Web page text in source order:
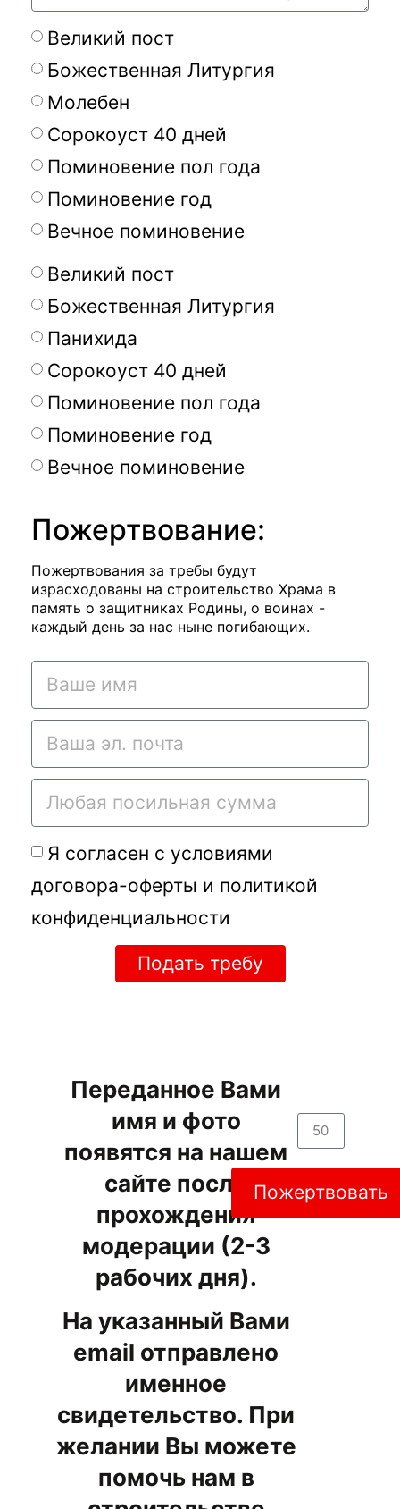
Великий пост
Божественная Литургия
Молебен
Сорокоуст 40 дней
Поминовение пол года
Поминовение год
Вечное поминовение
Великий пост
Божественная Литургия
Панихида
Сорокоуст 40 дней
Поминовение пол года
Поминовение год
Вечное поминовение
Пожертвование:
Пожертвования за требы будут
израсходованы на строительство Храма в
память о защитниках Родины, о воинах -
каждый день за нас ныне погибающих.
Я согласен с условиями
договора-оферты и политикой
конфиденциальности
Подать требу
Переданное Вами
имя и фото
появятся на нашем
сайте после
прохождения
модерации (2-3
рабочих дня).
На указанный Вами
email отправлено
именное
свидетельство. При
желании Вы можете
помочь нам в
Пожертвовать